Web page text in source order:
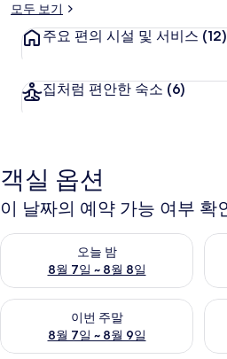
모두 보기
주요 편의 시설 및 서비스 (12)
집처럼 편안한 숙소 (6)
객실 옵션
이 날짜의 예약 가능 여부 확
오늘 밤
8월 7일 ~ 8월 8일
오늘 밤 예약 가능 여부 확인, 8월 7일
내
이번 주말
8월 7일 ~ 8월 9일
이번 주말 예약 가능 여부 확인, 8월 7
다